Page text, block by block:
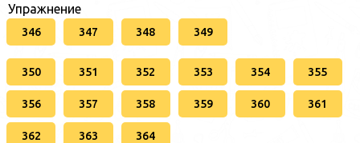
Упражнение
346 347 348 349
350 351 352 353 354 355
356 357 358 359 360 361
362 363 364